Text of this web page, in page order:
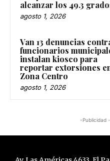
alcanzar los 49.3
agosto 1, 2026
Van 13 denuncias
funcionarios
instalan kiosco para
reportar extorsiones
Zona Centro
agosto 1, 2026
-Publicidad -